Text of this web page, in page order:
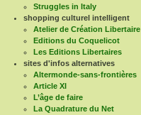
Struggles in Italy
shopping culturel intelligent
Atelier de Création Libertaire
Editions du Coquelicot
Les Editions Libertaires
sites d'infos alternatives
Altermonde-sans-frontières
Article XI
L’âge de faire
La Quadrature du Net